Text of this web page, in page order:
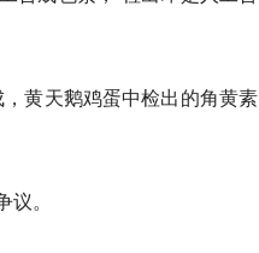
黄天鹅鸡蛋中检出的角黄素
。